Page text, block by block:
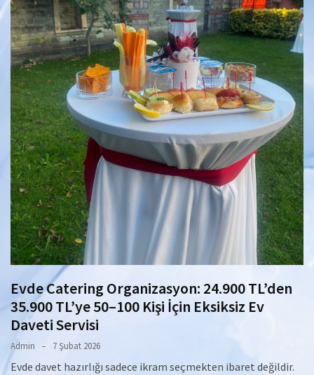
Evde Catering Organizasyon: 24.900 TL’den
35.900 TL’ye 50–100 Kişi İçin Eksiksiz Ev
Daveti Servisi
Admin 7 Şubat 2026
Evde davet hazırlığı sadece ikram seçmekten ibaret değildir.